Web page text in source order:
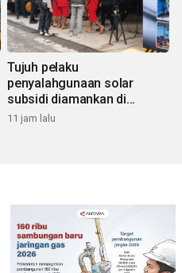
Tujuh pelaku
penyalahgunaan solar
subsidi diamankan di
Sumbar
11 jam lalu